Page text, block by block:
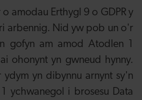
amodau Erthygl 9 o GDPR y
arbennig. Nid yw pob un o'r
gofyn am amod Atodlen 1
ohonynt yn gwneud hynny.
yn dibynnu arnynt sy'n
ychwanegol i brosesu Data